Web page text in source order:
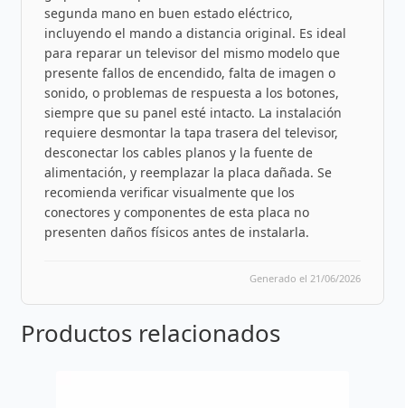
segunda mano en buen estado eléctrico,
incluyendo el mando a distancia original. Es ideal
para reparar un televisor del mismo modelo que
presente fallos de encendido, falta de imagen o
sonido, o problemas de respuesta a los botones,
siempre que su panel esté intacto. La instalación
requiere desmontar la tapa trasera del televisor,
desconectar los cables planos y la fuente de
alimentación, y reemplazar la placa dañada. Se
recomienda verificar visualmente que los
conectores y componentes de esta placa no
presenten daños físicos antes de instalarla.
Generado el 21/06/2026
Productos relacionados